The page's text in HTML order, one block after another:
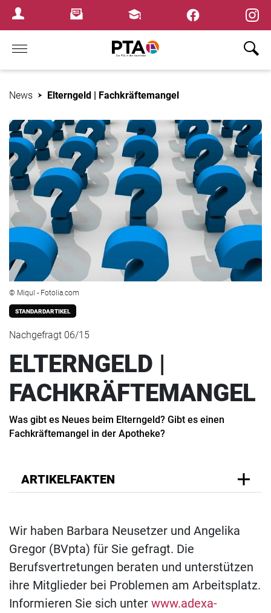
Login MenuNewsletterFortbildungen
Home
News Elterngeld | Fachkräftemangel
© Miqul - Fotolia.com
STANDARDARTIKEL
Nachgefragt 06/15
ELTERNGELD |
FACHKRÄFTEMANGEL
Was gibt es Neues beim Elterngeld? Gibt es einen
Fachkräftemangel in der Apotheke?
ARTIKELFAKTEN
Wir haben Barbara Neusetzer und Angelika
Gregor (BVpta) für Sie gefragt. Die
Berufsvertretungen beraten und unterstützen
ihre Mitglieder bei Problemen am Arbeitsplatz.
Informieren Sie sich unter www.adexa-
×